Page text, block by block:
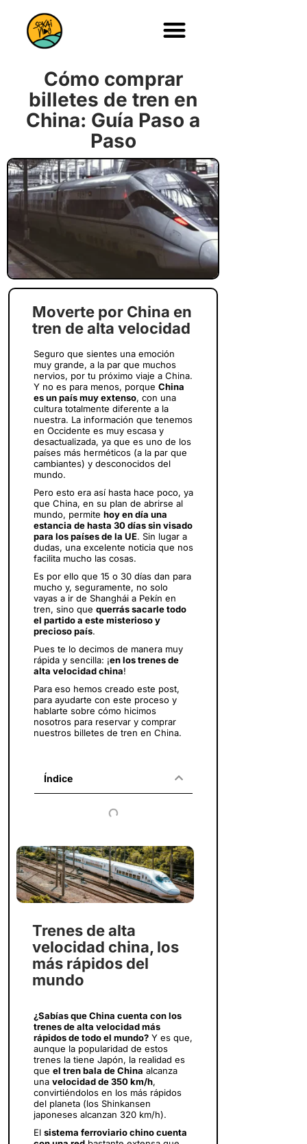
Cómo comprar
billetes de tren en
China: Guía Paso a
Paso
Moverte por China en
tren de alta velocidad
Seguro que sientes una emoción
muy grande, a la par que muchos
nervios, por tu próximo viaje a China.
Y no es para menos, porque China
es un país muy extenso, con una
cultura totalmente diferente a la
nuestra. La información que tenemos
en Occidente es muy escasa y
desactualizada, ya que es uno de los
países más herméticos (a la par que
cambiantes) y desconocidos del
mundo.
Pero esto era así hasta hace poco, ya
que China, en su plan de abrirse al
mundo, permite hoy en día una
estancia de hasta 30 días sin visado
para los países de la UE. Sin lugar a
dudas, una excelente noticia que nos
facilita mucho las cosas.
Es por ello que 15 o 30 días dan para
mucho y, seguramente, no solo
vayas a ir de Shanghái a Pekín en
tren, sino que querrás sacarle todo
el partido a este misterioso y
precioso país.
Pues te lo decimos de manera muy
rápida y sencilla: ¡en los trenes de
alta velocidad china!
Para eso hemos creado este post,
para ayudarte con este proceso y
hablarte sobre cómo hicimos
nosotros para reservar y comprar
nuestros billetes de tren en China.
Índice
Trenes de alta
velocidad china, los
más rápidos del
mundo
¿Sabías que China cuenta con los
trenes de alta velocidad más
rápidos de todo el mundo?Y es que,
aunque la popularidad de estos
trenes la tiene Japón, la realidad es
que el tren bala de China alcanza
una velocidad de 350 km/h,
convirtiéndolos en los más rápidos
del planeta (los Shinkansen
japoneses alcanzan 320 km/h).
El sistema ferroviario chino cuenta